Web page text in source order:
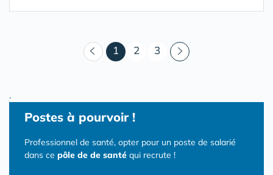
1 (courant)
2 3
.
Postes à pourvoir !
Professionnel de santé, opter pour un poste de salarié
dans ce pôle de de santé qui recrute !